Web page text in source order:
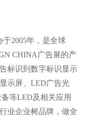
2005年，是全球
CHINA广告展的产
标识到数字标识显示
示屏、LED广告光
等LED及相关应用
业企业树品牌，做全